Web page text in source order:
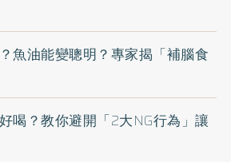
魚油能變聰明？專家揭「補腦食
喝？教你避開「2大NG行為」讓